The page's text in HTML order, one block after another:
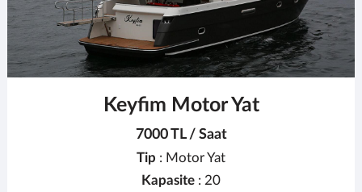
Keyfim Motor Yat
7000 TL / Saat
Tip : Motor Yat
Kapasite : 20